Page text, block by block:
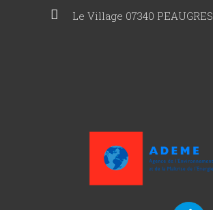
Le Village 07340 PEAUGRES